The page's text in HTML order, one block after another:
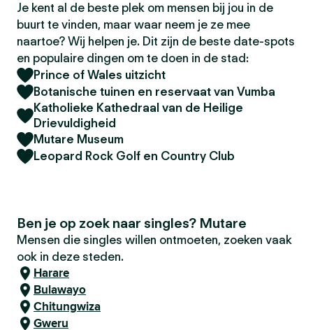
Je kent al de beste plek om mensen bij jou in de
buurt te vinden, maar waar neem je ze mee
naartoe? Wij helpen je. Dit zijn de beste date-spots
en populaire dingen om te doen in de stad:
Prince of Wales uitzicht
Botanische tuinen en reservaat van Vumba
Katholieke Kathedraal van de Heilige
Drievuldigheid
Mutare Museum
Leopard Rock Golf en Country Club
Ben je op zoek naar singles? Mutare
Mensen die singles willen ontmoeten, zoeken vaak
ook in deze steden.
Harare
Bulawayo
Chitungwiza
Gweru